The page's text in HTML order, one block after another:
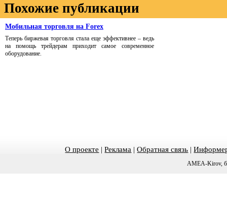
Похожие публикации
Мобильная торговля на Forex
Теперь биржевая торговля стала еще эффективнее – ведь
на помощь трейдерам приходит самое современное
оборудование.
О проекте |Реклама |Обратная связь |
AMEA-Kirov,